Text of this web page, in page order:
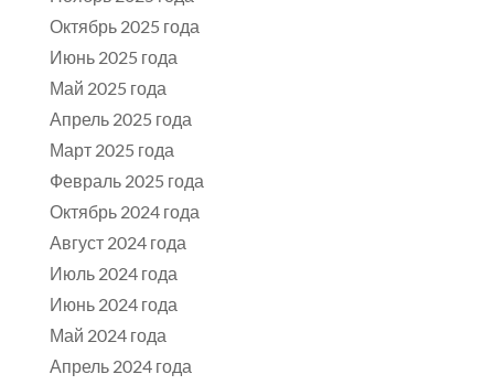
Октябрь 2025 года
Июнь 2025 года
Май 2025 года
Апрель 2025 года
Март 2025 года
Февраль 2025 года
Октябрь 2024 года
Август 2024 года
Июль 2024 года
Июнь 2024 года
Май 2024 года
Апрель 2024 года